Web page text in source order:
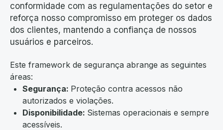
conformidade com as regulamentações do setor e
reforça nosso compromisso em proteger os dados
dos clientes, mantendo a confiança de nossos
usuários e parceiros.
Este framework de segurança abrange as seguintes
áreas:
Segurança: Proteção contra acessos não
autorizados e violações.
Disponibilidade: Sistemas operacionais e sempre
acessíveis.